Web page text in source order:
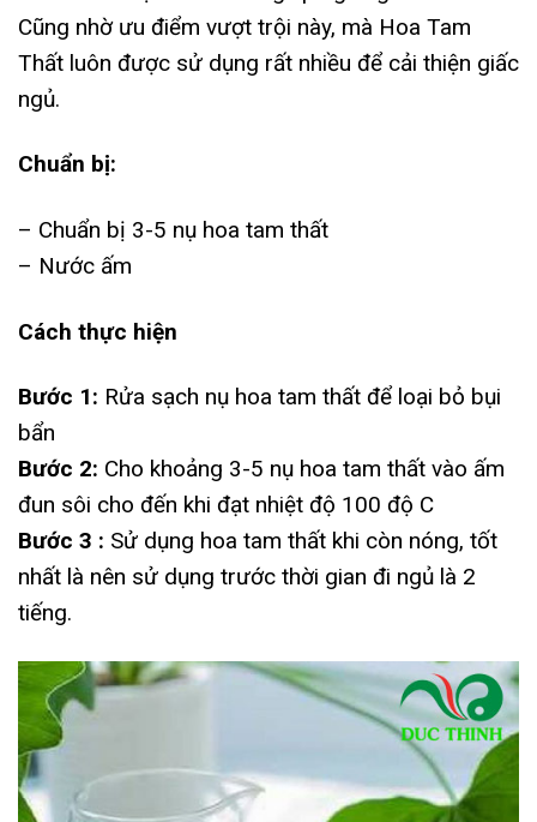
Cũng nhờ ưu điểm vượt trội này, mà Hoa Tam
Thất luôn được sử dụng rất nhiều để cải thiện giấc
ngủ.
Chuẩn bị:
– Chuẩn bị 3-5 nụ hoa tam thất
– Nước ấm
Cách thực hiện
Bước 1: Rửa sạch nụ hoa tam thất để loại bỏ bụi
bẩn
Bước 2: Cho khoảng 3-5 nụ hoa tam thất vào ấm
đun sôi cho đến khi đạt nhiệt độ 100 độ C
Bước 3 : Sử dụng hoa tam thất khi còn nóng, tốt
nhất là nên sử dụng trước thời gian đi ngủ là 2
tiếng.